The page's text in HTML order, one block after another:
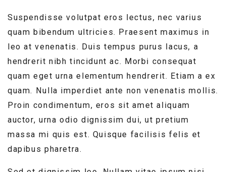
Suspendisse volutpat eros lectus, nec varius
quam bibendum ultricies. Praesent maximus in
leo at venenatis. Duis tempus purus lacus, a
hendrerit nibh tincidunt ac. Morbi consequat
quam eget urna elementum hendrerit. Etiam a ex
quam. Nulla imperdiet ante non venenatis mollis.
Proin condimentum, eros sit amet aliquam
auctor, urna odio dignissim dui, ut pretium
massa mi quis est. Quisque facilisis felis et
dapibus pharetra.